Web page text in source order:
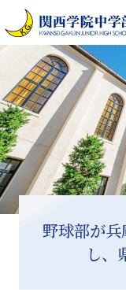
野球部が
し、